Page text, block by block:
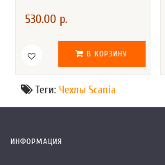
530.00 р.
В КОРЗИНУ
Теги: Чехлы Scania
ИНФОРМАЦИЯ